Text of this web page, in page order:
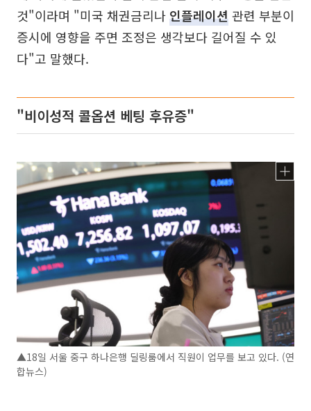
것"이라며 "미국 채권금리나인플레이션관련 부분이
증시에 영향을 주면 조정은 생각보다 길어질 수 있
다"고 말했다.
"비이성적 콜옵션 베팅 후유증"
▲18일 서울 중구 하나은행 딜링룸에서 직원이 업무를 보고 있다. (연
합뉴스)